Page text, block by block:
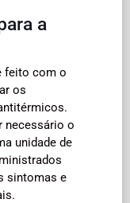
a
feito com o
os
necessário o
unidade de
sintomas e